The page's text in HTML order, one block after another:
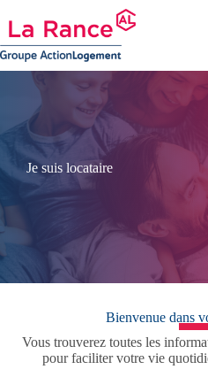
au
contenu
Je suis locataire
Bienvenue dans
Vous trouverez toutes les
pour faciliter votre vie